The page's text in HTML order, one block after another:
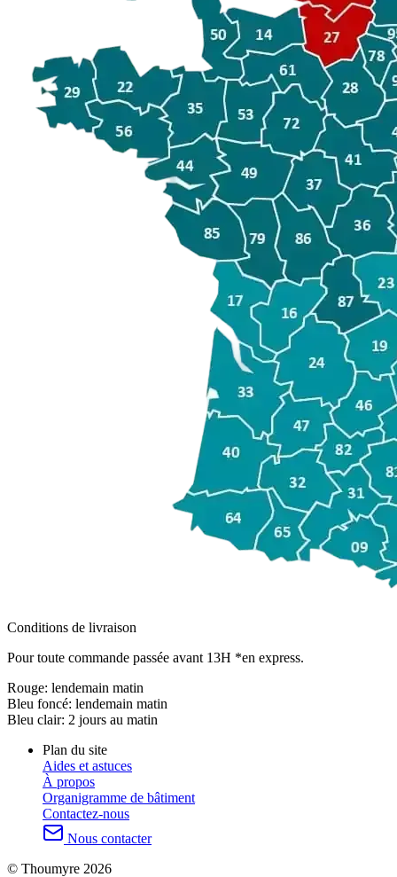
Conditions de livraison
Pour toute commande passée avant 13H *en express.
Rouge: lendemain matin
Bleu foncé: lendemain matin
Bleu clair: 2 jours au matin
Plan du site
Aides et astuces
À propos
Organigramme de bâtiment
Contactez-nous
Nous contacter
© Thoumyre 2026